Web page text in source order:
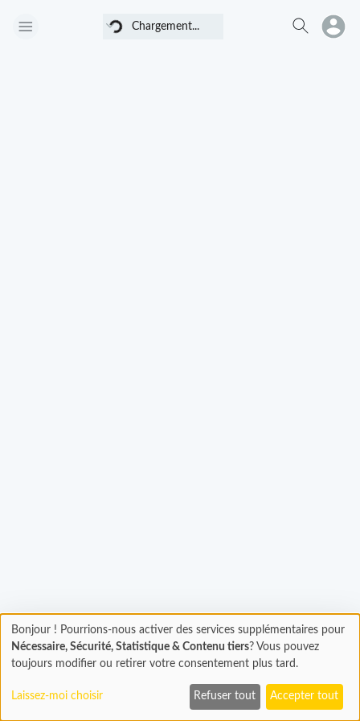
Chargement... Chargement...
Chargement
En cours...
Bonjour ! Pourrions-nous activer des services supplémentaires pour
Nécessaire, Sécurité, Statistique & Contenu tiers? Vous pouvez
toujours modifier ou retirer votre consentement plus tard.
Laissez-moi choisir Refuser tout Accepter tout